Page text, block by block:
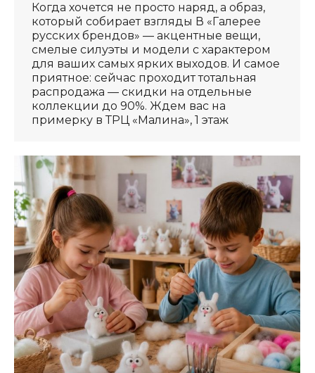
Когда хочется не просто наряд, а образ,
который собирает взгляды В «Галерее
русских брендов» — акцентные вещи,
смелые силуэты и модели с характером
для ваших самых ярких выходов. И самое
приятное: сейчас проходит тотальная
распродажа — скидки на отдельные
коллекции до 90%. Ждем вас на
примерку в ТРЦ «Малина», 1 этаж